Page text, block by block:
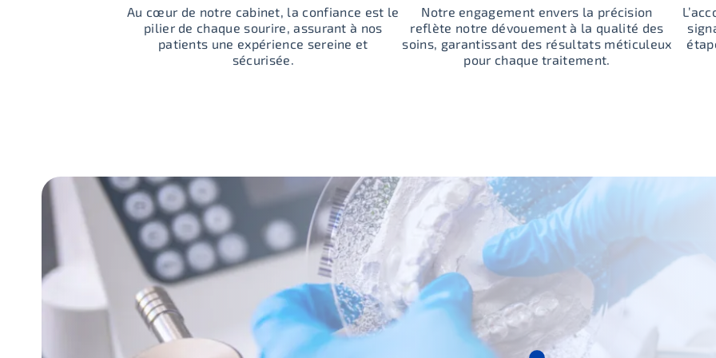
Au cœur de notre cabinet, la confiance est le
pilier de chaque sourire, assurant à nos
patients une expérience sereine et
sécurisée.
Notre engagement envers la précision
reflète notre dévouement à la qualité des
soins, garantissant des résultats méticuleux
pour chaque traitement.